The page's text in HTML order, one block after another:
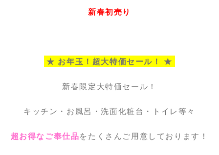
新春初売り
★ お年玉！超大特価セール！ ★
新春限定大特価セール！
キッチン・お風呂・洗面化粧台・トイレ等々
超お得なご奉仕品をたくさんご用意しております！